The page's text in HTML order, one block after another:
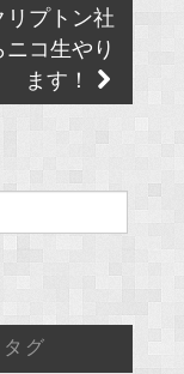
リプトン社
ニコ生やり
ます！
タグ